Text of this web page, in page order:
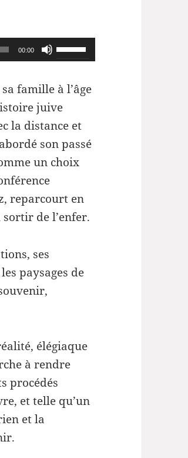
00:00
Utilisez
les
flèches
augmenter
ou
volume.
famille à l’âge
juive
la distance et
son passé
un choix
reparcourt en
de l’enfer.
ses
paysages de
élégiaque
à rendre
procédés
et telle qu’un
et la